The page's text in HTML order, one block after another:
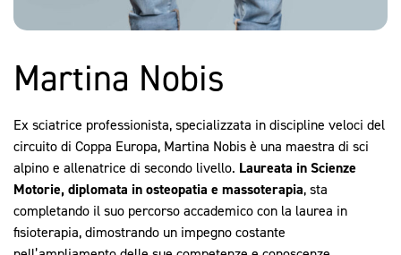
Martina Nobis
Ex sciatrice professionista, specializzata in discipline veloci del
circuito di Coppa Europa, Martina Nobis è una maestra di sci
alpino e allenatrice di secondo livello. Laureata in Scienze
Motorie, diplomata in osteopatia e massoterapia, sta
completando il suo percorso accademico con la laurea in
fisioterapia, dimostrando un impegno costante